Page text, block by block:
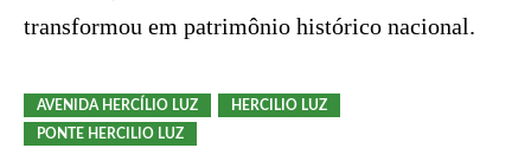
transformou em patrimônio histórico nacional.
AVENIDA HERCÍLIO LUZ
HERCILIO LUZ
PONTE HERCILIO LUZ